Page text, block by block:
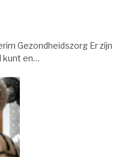
Gezondheidszorg Er zijn
kunt en…